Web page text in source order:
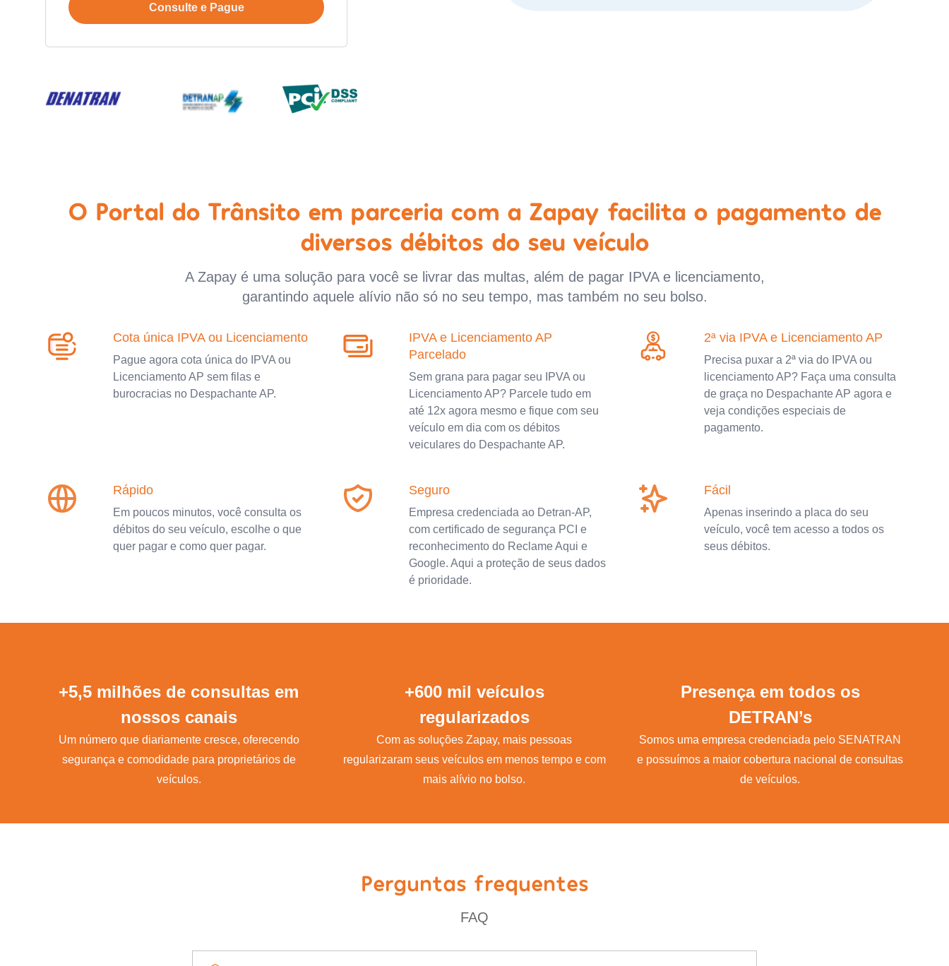
Consulte e Pague
O Portal do Trânsito em parceria com a Zapay facilita o pagamento de
diversos débitos do seu veículo
A Zapay é uma solução para você se livrar das multas, além de pagar IPVA e licenciamento,
garantindo aquele alívio não só no seu tempo, mas também no seu bolso.
Cota única IPVA ou Licenciamento
Pague agora cota única do IPVA ou
Licenciamento AP sem filas e
burocracias no Despachante AP.
IPVA e Licenciamento AP
Parcelado
Sem grana para pagar seu IPVA ou
Licenciamento AP? Parcele tudo em
até 12x agora mesmo e fique com seu
veículo em dia com os débitos
veiculares do Despachante AP.
2ª via IPVA e Licenciamento AP
Precisa puxar a 2ª via do IPVA ou
licenciamento AP? Faça uma consulta
de graça no Despachante AP agora e
veja condições especiais de
pagamento.
Rápido
Em poucos minutos, você consulta os
débitos do seu veículo, escolhe o que
quer pagar e como quer pagar.
Seguro
Empresa credenciada ao Detran-AP,
com certificado de segurança PCI e
reconhecimento do Reclame Aqui e
Google. Aqui a proteção de seus dados
é prioridade.
Fácil
Apenas inserindo a placa do seu
veículo, você tem acesso a todos os
seus débitos.
+5,5 milhões de consultas em
nossos canais
Um número que diariamente cresce, oferecendo
segurança e comodidade para proprietários de
veículos.
+600 mil veículos
regularizados
Com as soluções Zapay, mais pessoas
regularizaram seus veículos em menos tempo e com
mais alívio no bolso.
Presença em todos os
DETRAN’s
Somos uma empresa credenciada pelo SENATRAN
e possuímos a maior cobertura nacional de consultas
de veículos.
Perguntas frequentes
FAQ